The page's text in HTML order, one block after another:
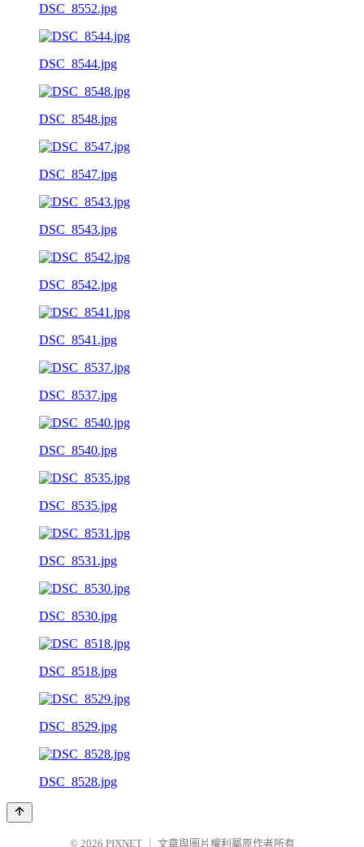
DSC_8552.jpg
DSC_8544.jpg
DSC_8548.jpg
DSC_8547.jpg
DSC_8543.jpg
DSC_8542.jpg
DSC_8541.jpg
DSC_8537.jpg
DSC_8540.jpg
DSC_8535.jpg
DSC_8531.jpg
DSC_8530.jpg
DSC_8518.jpg
DSC_8529.jpg
DSC_8528.jpg
© 2026 PIXNET 文章與圖片權利屬原作者所有